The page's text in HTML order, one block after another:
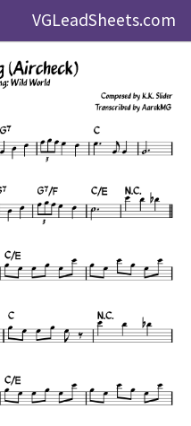
VGLeadSheets.com